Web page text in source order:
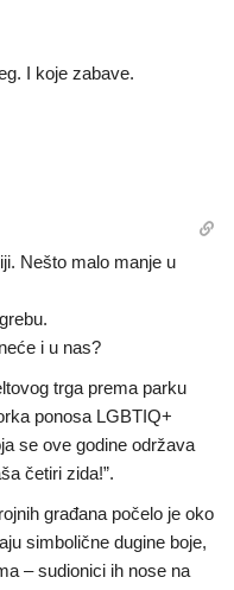
I koje zabave.
Nešto malo manje u
i u nas?
trga prema parku
ponosa LGBTIQ+
se ove godine održava
četiri zida!”.
građana počelo je oko
simbolične dugine boje,
– sudionici ih nose na